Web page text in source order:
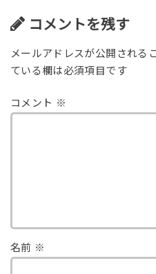
コメントを残す
メールアドレスが公開される
ている欄は必須項目です
コメント ※
名前 ※